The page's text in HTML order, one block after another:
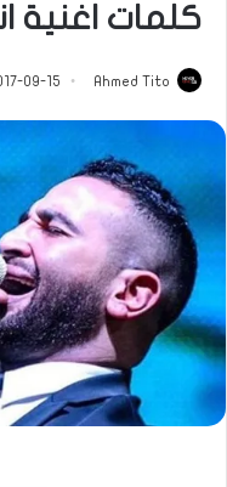
كلمات اغنية
Ahmed Tito
09-15